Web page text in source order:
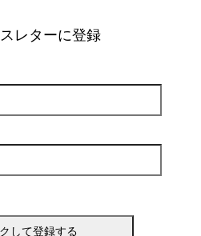
レターに登録